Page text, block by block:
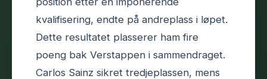
kvalifisering, endte på andreplass i løpet.
Dette resultatet plasserer ham fire
poeng bak Verstappen i sammendraget.
Carlos Sainz sikret tredjeplassen, mens